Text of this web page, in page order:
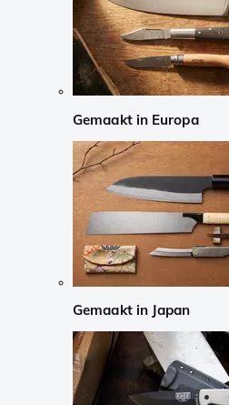
Gemaakt in Europa
Gemaakt in Japan